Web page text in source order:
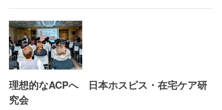
理想的なACPへ 日本ホスピス・在宅ケア研
究会